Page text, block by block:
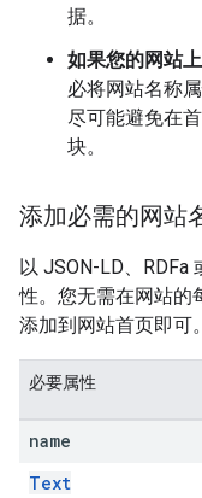
据。
如果您的网站
必将网站名称
尽可能避免在
块。
添加必需的网站
以 JSON-LD、RDFa
性。您无需在网站的
添加到网站首页即可。
必要属性
name
Text